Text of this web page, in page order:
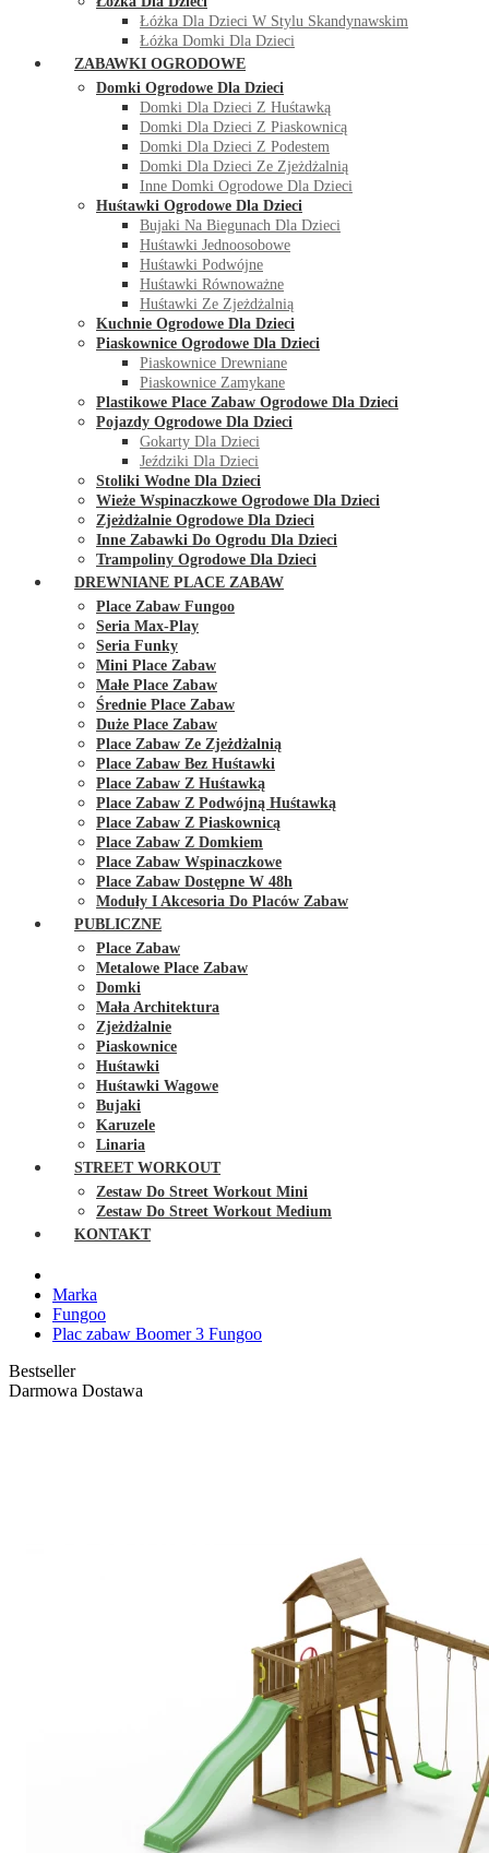
Łóżka Dla Dzieci W Stylu Skandynawskim
Łóżka Domki Dla Dzieci
ZABAWKI OGRODOWE
Domki Ogrodowe Dla Dzieci
Domki Dla Dzieci Z Huśtawką
Domki Dla Dzieci Z Piaskownicą
Domki Dla Dzieci Z Podestem
Domki Dla Dzieci Ze Zjeżdżalnią
Inne Domki Ogrodowe Dla Dzieci
Huśtawki Ogrodowe Dla Dzieci
Bujaki Na Biegunach Dla Dzieci
Huśtawki Jednoosobowe
Huśtawki Podwójne
Huśtawki Równoważne
Huśtawki Ze Zjeżdżalnią
Kuchnie Ogrodowe Dla Dzieci
Piaskownice Ogrodowe Dla Dzieci
Piaskownice Drewniane
Piaskownice Zamykane
Plastikowe Place Zabaw Ogrodowe Dla Dzieci
Pojazdy Ogrodowe Dla Dzieci
Gokarty Dla Dzieci
Jeździki Dla Dzieci
Stoliki Wodne Dla Dzieci
Wieże Wspinaczkowe Ogrodowe Dla Dzieci
Zjeżdżalnie Ogrodowe Dla Dzieci
Inne Zabawki Do Ogrodu Dla Dzieci
Trampoliny Ogrodowe Dla Dzieci
DREWNIANE PLACE ZABAW
Place Zabaw Fungoo
Seria Max-Play
Seria Funky
Mini Place Zabaw
Małe Place Zabaw
Średnie Place Zabaw
Duże Place Zabaw
Place Zabaw Ze Zjeżdżalnią
Place Zabaw Bez Huśtawki
Place Zabaw Z Huśtawką
Place Zabaw Z Podwójną Huśtawką
Place Zabaw Z Piaskownicą
Place Zabaw Z Domkiem
Place Zabaw Wspinaczkowe
Place Zabaw Dostępne W 48h
Moduły I Akcesoria Do Placów Zabaw
PUBLICZNE
Place Zabaw
Metalowe Place Zabaw
Domki
Mała Architektura
Zjeżdżalnie
Piaskownice
Huśtawki
Huśtawki Wagowe
Bujaki
Karuzele
Linaria
STREET WORKOUT
Zestaw Do Street Workout Mini
Zestaw Do Street Workout Medium
KONTAKT
Marka
Fungoo
Plac zabaw Boomer 3 Fungoo
Bestseller
Darmowa Dostawa